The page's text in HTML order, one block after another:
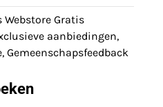
Webstore Gratis
aanbiedingen,
Gemeenschapsfeedback